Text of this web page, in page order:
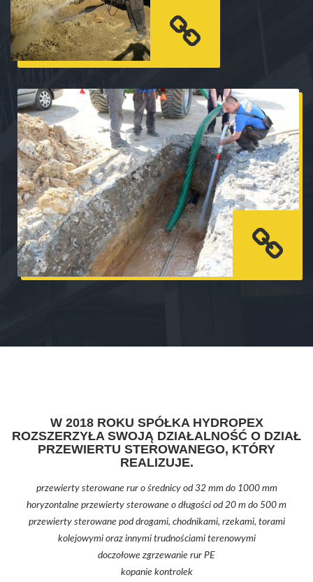
W 2018 ROKU SPÓŁKA HYDROPEX
ROZSZERZYŁA SWOJĄ DZIAŁALNOŚĆ O DZIAŁ
PRZEWIERTU STEROWANEGO, KTÓRY
REALIZUJE.
przewierty sterowane rur o średnicy od 32 mm do 1000 mm
horyzontalne przewierty sterowane o długości od 20 m do 500 m
przewierty sterowane pod drogami, chodnikami, rzekami, torami
kolejowymi oraz innymi trudnościami terenowymi
doczołowe zgrzewanie rur PE
kopanie kontrolek